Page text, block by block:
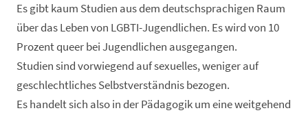
Es gibt kaum Studien aus dem deutschsprachigen Raum
über das Leben von LGBTI-Jugendlichen. Es wird von 10
Prozent queer bei Jugendlichen ausgegangen.
Studien sind vorwiegend auf sexuelles, weniger auf
geschlechtliches Selbstverständnis bezogen.
Es handelt sich also in der Pädagogik um eine weitgehend